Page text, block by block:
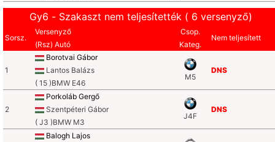
Gy6 - Szakaszt nem teljesítették ( 6 versenyző)
Sorsz.
Versenyző
(Rsz) Autó
Csop.
Kateg.
Nem teljesített
1
Borotvai Gábor
Lantos Balázs
( 15 )BMW E46
M5
DNS
2
Porkoláb Gergő
Szentpéteri Gábor
( J3 )BMW M3
J4F
DNS
Balogh Lajos